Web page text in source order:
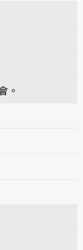
。
sim